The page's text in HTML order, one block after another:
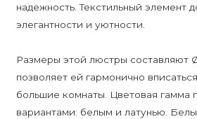
надежность. Текстильный элемент
элегантности и уютности.
Размеры этой люстры составляют
позволяет ей гармонично
большие комнаты. Цветовая гамма
вариантами: белым и латунью.